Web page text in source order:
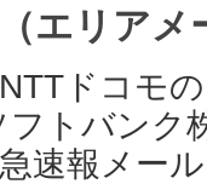
エリアメ
ドコモ
フトバンク
速報メー